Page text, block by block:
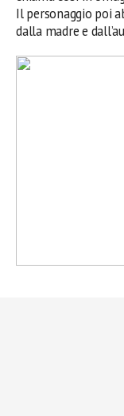
Il personaggio poi
dalla madre e